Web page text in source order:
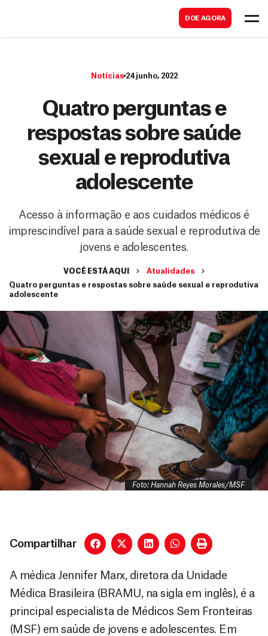
DOE AGORA
r
Notícias 24 junho, 2022
Quatro perguntas e
respostas sobre saúde
sexual e reprodutiva
adolescente
Acesso à informação e aos cuidados médicos é
imprescindível para a saúde sexual e reprodutiva de
jovens e adolescentes.
VOCÊ ESTÁ AQUI
Atualidades
Quatro perguntas e respostas sobre saúde sexual e reprodutiva
adolescente
Foto: Hannah Reyes Morales/MSF
Compartilhar
A médica Jennifer Marx, diretora da Unidade
Médica Brasileira (BRAMU, na sigla em inglês), é a
principal especialista de Médicos Sem Fronteiras
(MSF) em saúde de jovens e adolescentes. Em
a